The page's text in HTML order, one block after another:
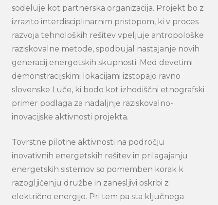
sodeluje kot partnerska organizacija. Projekt bo z
izrazito interdisciplinarnim pristopom, ki v proces
razvoja tehnoloških rešitev vpeljuje antropološke
raziskovalne metode, spodbujal nastajanje novih
generacij energetskih skupnosti. Med devetimi
demonstracijskimi lokacijami izstopajo ravno
slovenske Luče, ki bodo kot izhodiščni etnografski
primer podlaga za nadaljnje raziskovalno-
inovacijske aktivnosti projekta.
Tovrstne pilotne aktivnosti na področju
inovativnih energetskih rešitev in prilagajanju
energetskih sistemov so pomemben korak k
razogljičenju družbe in zanesljivi oskrbi z
električno energijo. Pri tem pa sta ključnega